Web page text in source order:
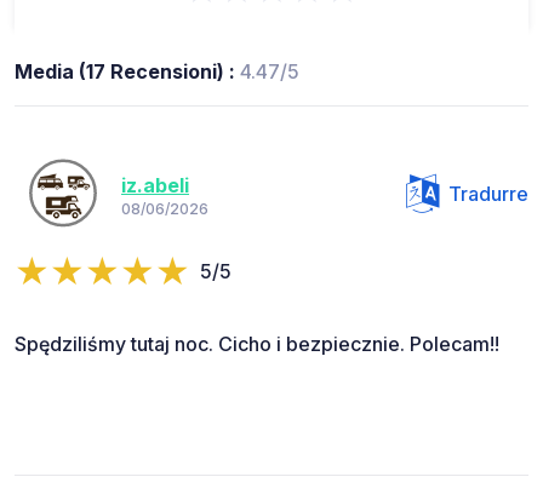
Media (17 Recensioni) : 4.47/5
iz.abeli
08/06/2026
Tradurre
5/5
Spędziliśmy tutaj noc. Cicho i bezpiecznie. Polecam!!